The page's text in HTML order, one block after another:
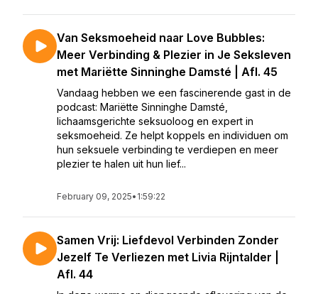
Van Seksmoeheid naar Love Bubbles:
Meer Verbinding & Plezier in Je Seksleven
met Mariëtte Sinninghe Damsté | Afl. 45
Vandaag hebben we een fascinerende gast in de
podcast: Mariëtte Sinninghe Damsté,
lichaamsgerichte seksuoloog en expert in
seksmoeheid. Ze helpt koppels en individuen om
hun seksuele verbinding te verdiepen en meer
plezier te halen uit hun lief...
February 09, 2025• 1:59:22
Samen Vrij: Liefdevol Verbinden Zonder
Jezelf Te Verliezen met Livia Rijntalder |
Afl. 44